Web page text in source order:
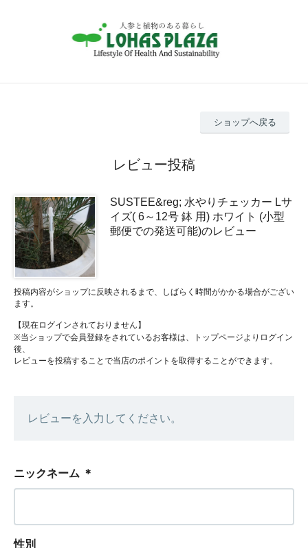
ショップへ戻る
レビュー投稿
SUSTEE&reg; 水やりチェッカー Lサ
イズ( 6～12号 鉢 用) ホワイト (小型
郵便での発送可能)のレビュー
投稿内容がショップに反映されるまで、しばらく時間がかかる場合がござい
ます。
【現在ログインされておりません】
※当ショップで会員登録をされているお客様は、トップページよりログイン
後、
レビューを投稿することで当店のポイントを取得することができます。
レビューを入力してください。
ニックネーム ＊
性別